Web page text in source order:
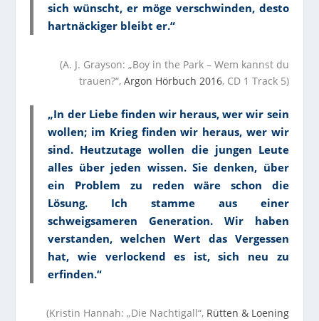
sich wünscht, er möge verschwinden, desto
hartnäckiger bleibt er.“
(A. J. Grayson: „Boy in the Park – Wem kannst du
trauen?“, Argon Hörbuch 2016, CD 1 Track 5)
„In der Liebe finden wir heraus, wer wir sein
wollen; im Krieg finden wir heraus, wer wir
sind. Heutzutage wollen die jungen Leute
alles über jeden wissen. Sie denken, über
ein Problem zu reden wäre schon die
Lösung. Ich stamme aus einer
schweigsameren Generation. Wir haben
verstanden, welchen Wert das Vergessen
hat, wie verlockend es ist, sich neu zu
erfinden.“
(Kristin Hannah: „Die Nachtigall“, Rütten & Loening